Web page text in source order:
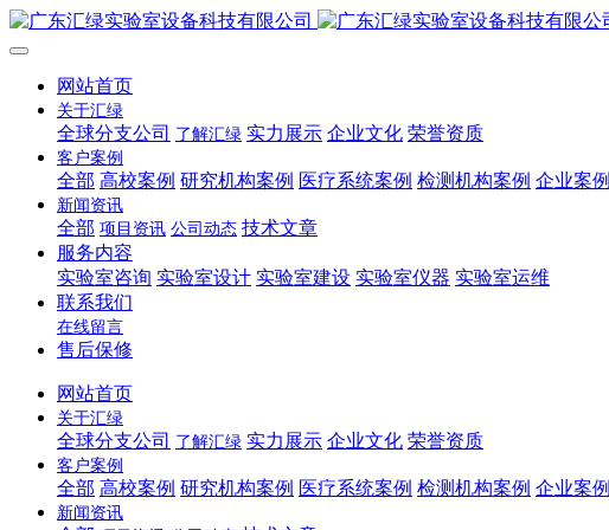
网站首页
关于汇绿
全球分支公司 了解汇绿 实力展示 企业文化 荣誉资质
客户案例
全部 高校案例 研究机构案例 医疗系统案例 检测机构案例 企业案例
新闻资讯
全部 项目资讯 公司动态 技术文章
服务内容
实验室咨询 实验室设计 实验室建设 实验室仪器 实验室运维
联系我们
在线留言
售后保修
网站首页
关于汇绿
全球分支公司 了解汇绿 实力展示 企业文化 荣誉资质
客户案例
全部 高校案例 研究机构案例 医疗系统案例 检测机构案例 企业案例
新闻资讯